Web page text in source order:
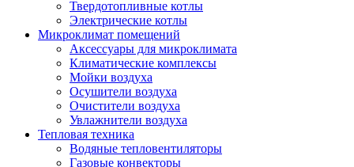
Твердотопливные котлы
Электрические котлы
Микроклимат помещений
Аксессуары для микроклимата
Климатические комплексы
Мойки воздуха
Осушители воздуха
Очистители воздуха
Увлажнители воздуха
Тепловая техника
Водяные тепловентиляторы
Газовые конвекторы